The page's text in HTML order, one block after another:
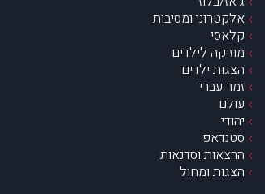
אלקטרוני ומסיבות
קלאסי
מוזיקה לילדים
הצגות ילדים
זמר עברי
עולם
יהודי
סטנדאפ
הרצאות וסדנאות
הצגות ומחול